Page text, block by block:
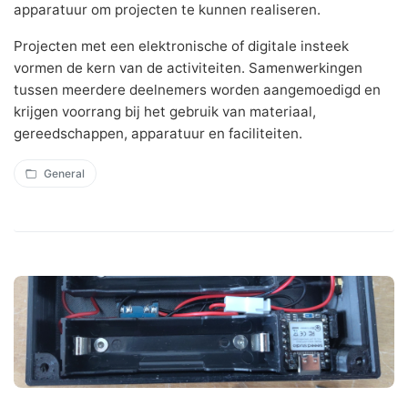
apparatuur om projecten te kunnen realiseren.
Projecten met een elektronische of digitale insteek
vormen de kern van de activiteiten. Samenwerkingen
tussen meerdere deelnemers worden aangemoedigd en
krijgen voorrang bij het gebruik van materiaal,
gereedschappen, apparatuur en faciliteiten.
General